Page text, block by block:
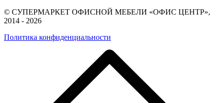
© СУПЕРМАРКЕТ ОФИСНОЙ МЕБЕЛИ «ОФИС ЦЕНТР»,
2014 - 2026
Политика конфиденциальности